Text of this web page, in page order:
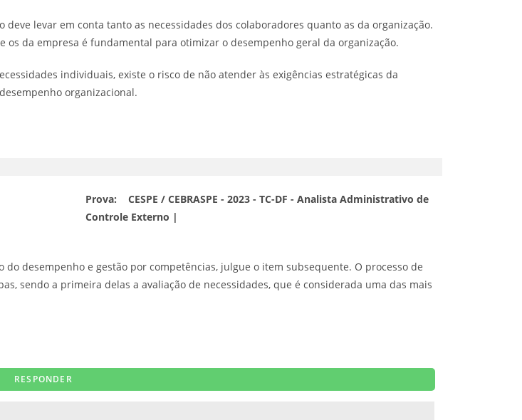
levar em conta tanto as necessidades dos colaboradores quanto as da organização.
da empresa é fundamental para otimizar o desempenho geral da organização.
individuais, existe o risco de não atender às exigências estratégicas da
organizacional.
Prova:
CESPE / CEBRASPE - 2023 - TC-DF - Analista Administrativo de
Controle Externo |
desempenho e gestão por competências, julgue o item subsequente. O processo de
sendo a primeira delas a avaliação de necessidades, que é considerada uma das mais